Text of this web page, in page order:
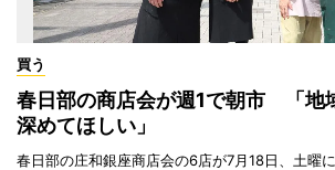
買う
春日部の商店会が週1で朝市 「地
深めてほしい」
春日部の庄和銀座商店会の6店が7月18日、土曜